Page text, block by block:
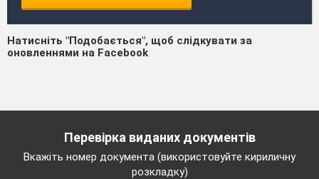
Натисніть "Подобається", щоб слідкувати за
оновленнями на Facebook
Перевірка виданих документів
Вкажіть номер документа (використовуйте кириличну
розкладку)